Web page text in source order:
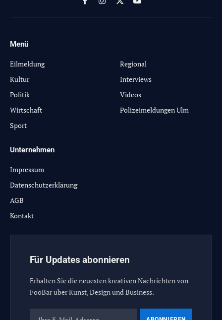
FacebookInstagram
X
(Twitter)
YouTube
Menü
Eilmeldung
Kultur
Politik
Wirtschaft
Sport
Regional
Interviews
Videos
Polizeimeldungen Ulm
Unternehmen
Impressum
Datenschutzerklärung
AGB
Kontakt
Für Updates abonnieren
Erhalten Sie die neuesten kreativen Nachrichten von
FooBar über Kunst, Design und Business.